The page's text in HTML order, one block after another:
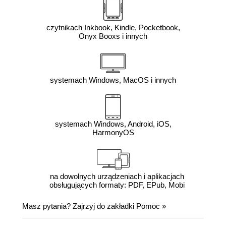
czytnikach Inkbook, Kindle, Pocketbook,
Onyx Booxs i innych
systemach Windows, MacOS i innych
systemach Windows, Android, iOS,
HarmonyOS
na dowolnych urządzeniach i aplikacjach
obsługujących formaty: PDF, EPub, Mobi
Masz pytania? Zajrzyj do zakładki Pomoc »